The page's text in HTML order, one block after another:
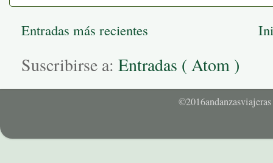
Entradas más recientes
Suscribirse a: Entradas ( Atom )